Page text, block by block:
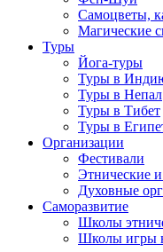
Самоцветы,
Магические
Туры
Йога-туры
Туры в
Туры в Непал
Туры в Тибет
Туры в
Организации
Фестивали
Этнические
Духовные
Саморазвитие
Школы
Школы игры